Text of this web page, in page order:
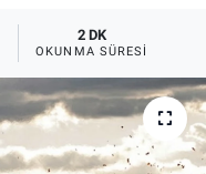
2 DK
OKUNMA SÜRESI